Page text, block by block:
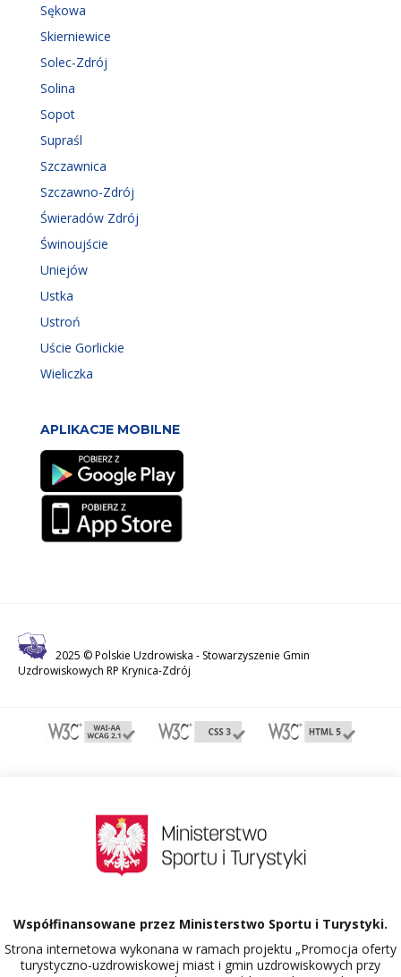
Sękowa
Skierniewice
Solec-Zdrój
Solina
Sopot
Supraśl
Szczawnica
Szczawno-Zdrój
Świeradów Zdrój
Świnoujście
Uniejów
Ustka
Ustroń
Uście Gorlickie
Wieliczka
APLIKACJE MOBILNE
2025 © Polskie Uzdrowiska - Stowarzyszenie Gmin
Uzdrowiskowych RP Krynica-Zdrój
Współfinansowane przez Ministerstwo Sportu i Turystyki.
Strona internetowa wykonana w ramach projektu „Promocja oferty
turystyczno-uzdrowiskowej miast i gmin uzdrowiskowych przy